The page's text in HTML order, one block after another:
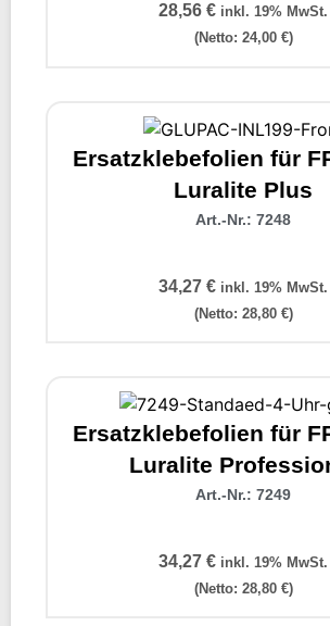
28,56 € inkl. 19% MwSt.
(Netto: 24,00 €)
Ersatzklebefolien für
Luralite Plus
Art.-Nr.: 7248
34,27 € inkl. 19% MwSt.
(Netto: 28,80 €)
Ersatzklebefolien für
Luralite
Art.-Nr.: 7249
34,27 € inkl. 19% MwSt.
(Netto: 28,80 €)